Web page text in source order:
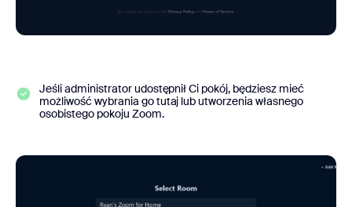
Jeśli administrator udostępnił Ci pokój, będziesz mieć
możliwość wybrania go tutaj lub utworzenia własnego
osobistego pokoju Zoom.